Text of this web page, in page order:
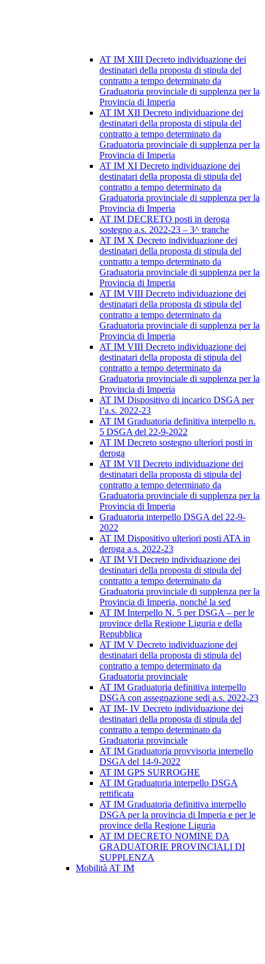
AT IM XIII Decreto individuazione dei
destinatari della proposta di stipula del
contratto a tempo determinato da
Graduatoria provinciale di supplenza per la
Provincia di Imperia
AT IM XII Decreto individuazione dei
destinatari della proposta di stipula del
contratto a tempo determinato da
Graduatoria provinciale di supplenza per la
Provincia di Imperia
AT IM XI Decreto individuazione dei
destinatari della proposta di stipula del
contratto a tempo determinato da
Graduatoria provinciale di supplenza per la
Provincia di Imperia
AT IM DECRETO posti in deroga
sostegno a.s. 2022-23 – 3^ tranche
AT IM X Decreto individuazione dei
destinatari della proposta di stipula del
contratto a tempo determinato da
Graduatoria provinciale di supplenza per la
Provincia di Imperia
AT IM VIII Decreto individuazione dei
destinatari della proposta di stipula del
contratto a tempo determinato da
Graduatoria provinciale di supplenza per la
Provincia di Imperia
AT IM VIII Decreto individuazione dei
destinatari della proposta di stipula del
contratto a tempo determinato da
Graduatoria provinciale di supplenza per la
Provincia di Imperia
AT IM Dispositivo di incarico DSGA per
l’a.s. 2022-23
AT IM Graduatoria definitiva interpello n.
5 DSGA del 22-9-2022
AT IM Decreto sostegno ulteriori posti in
deroga
AT IM VII Decreto individuazione dei
destinatari della proposta di stipula del
contratto a tempo determinato da
Graduatoria provinciale di supplenza per la
Provincia di Imperia
Graduatoria interpello DSGA del 22-9-
2022
AT IM Dispositivo ulteriori posti ATA in
deroga a.s. 2022-23
AT IM VI Decreto individuazione dei
destinatari della proposta di stipula del
contratto a tempo determinato da
Graduatoria provinciale di supplenza per la
Provincia di Imperia, nonché la sed
AT IM Interpello N. 5 per DSGA – per le
province della Regione Liguria e della
Repubblica
AT IM V Decreto individuazione dei
destinatari della proposta di stipula del
contratto a tempo determinato da
Graduatoria provinciale
AT IM Graduatoria definitiva interpello
DSGA con assegnazione sedi a.s. 2022-23
AT IM- IV Decreto individuazione dei
destinatari della proposta di stipula del
contratto a tempo determinato da
Graduatoria provinciale
AT IM Graduatoria provvisoria interpello
DSGA del 14-9-2022
AT IM GPS SURROGHE
AT IM Graduatoria interpello DSGA
rettificata
AT IM Graduatoria definitiva interpello
DSGA per la provincia di Imperia e per le
province della Regione Liguria
AT IM DECRETO NOMINE DA
GRADUATORIE PROVINCIALI DI
SUPPLENZA
Mobilità AT IM